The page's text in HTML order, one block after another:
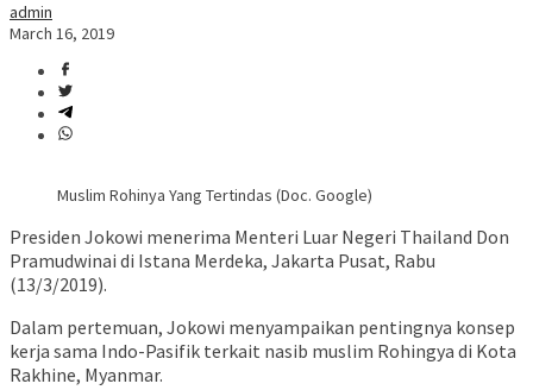
admin
March 16, 2019
Muslim Rohinya Yang Tertindas (Doc. Google)
Presiden Jokowi menerima Menteri Luar Negeri Thailand Don
Pramudwinai di Istana Merdeka, Jakarta Pusat, Rabu
(13/3/2019).
Dalam pertemuan, Jokowi menyampaikan pentingnya konsep
kerja sama Indo-Pasifik terkait nasib muslim Rohingya di Kota
Rakhine, Myanmar.